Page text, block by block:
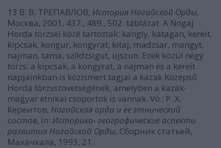
13 В. В. ТРЕПАВЛОВ, История Ногайской Орды,
Москва, 2001, 437., 489., 502. táblázat. A Nogaj
Horda törzsei közé tartoztak: kangly, katagan, kereit,
kipcsak, kongur, kongyrat, kitaj, madzsar, mangyt,
najman, tama, szildzsigut, ujszun. Ezek közül négy
törzs: a kipcsak, a kongyrat, a najman és a kereit
napjainkban is közismert tagjai a kazak Középső
Horda törzsszövetségének, amelyben a kazak-
magyar etnikai csoportok is vannak. Vö.: Р. Х.
Кереитов, Ногайская орда и ее зтнический
состав, In: Историко- географические аспекти
развития Ногайской Орды, Сборник статьей,
Махачкала, 1993, 21.